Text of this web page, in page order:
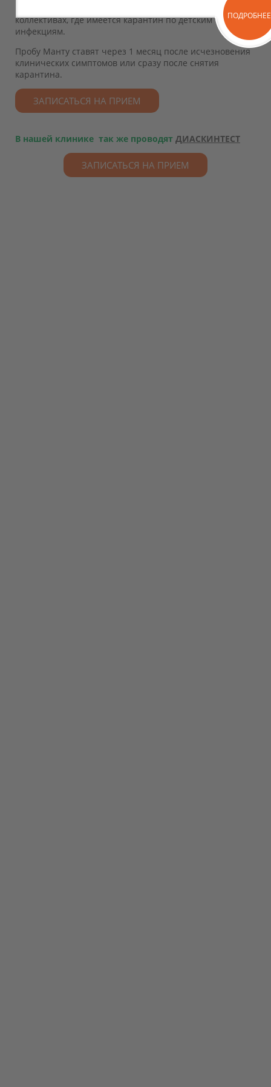
Не допускается проведение пробы Манту в тех детских
коллективах, где имеется карантин по детским
инфекциям.
Пробу Манту ставят через 1 месяц после исчезновения
клинических симптомов или сразу после снятия
карантина.
ЗАПИСАТЬСЯ НА ПРИЕМ
В нашей клинике так же проводят ДИАСКИНТЕСТ
ЗАПИСАТЬСЯ НА ПРИЕМ
ПОДРОБНЕЕ